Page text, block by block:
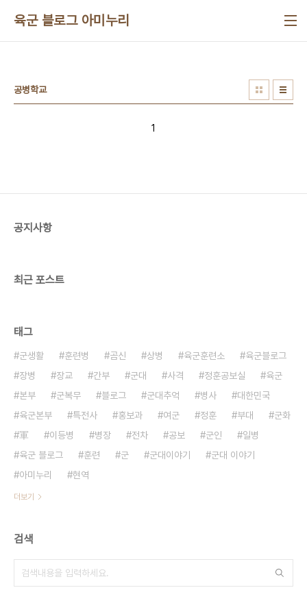
육군 블로그 아미누리
공병학교
1
공지사항
최근 포스트
태그
군생활 훈련병 곰신 상병 육군훈련소
육군블로그
장병
장교 간부 군대 사격 정훈공보실
육군
본부
군복무 블로그 군대추억 병사
대한민국
육군본부
특전사 홍보과 여군 정훈 부대
군화
軍
이등병 병장 전차 공보 군인
일병
육군 블로그
훈련 군 군대이야기
군대 이야기
아미누리
현역
더보기
검색